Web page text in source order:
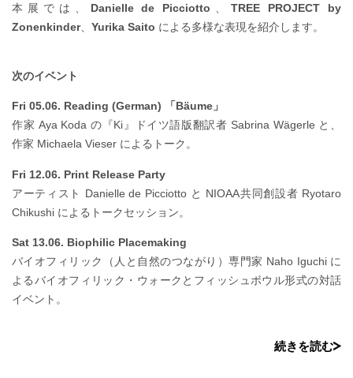
本展では、 Danielle de Picciotto 、TREE PROJECT by
Zonenkinder、 Yurika Saito による多様な表現を紹介します。
次のイベント
Fri 05.06. Reading (German) 「Bäume」
作家 Aya Koda の『Ki』ドイツ語版翻訳者 Sabrina Wägerle と、
作家 Michaela Vieser によるトーク。
Fri 12.06. Print Release Party
アーティスト Danielle de Picciotto と NIOAA共同創設者 Ryotaro
Chikushi によるトークセッション。
Sat 13.06. Biophilic Placemaking
バイオフィリック（人と自然のつながり）専門家 Naho Iguchi に
よるバイオフィリック・ウォークとフィッシュボウル形式の対話
イベント。
続きを読む